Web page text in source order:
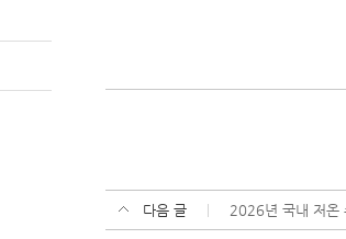
다음 글 2026년 국내 저온